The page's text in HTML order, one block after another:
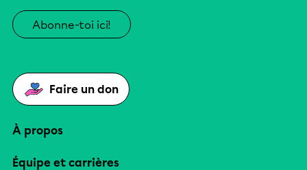
Abonne-toi ici!
Faire un don
À propos
Équipe et carrières